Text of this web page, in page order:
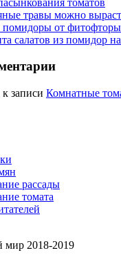
травы можно
от
салатов из помидор
к записи Комнатные
рассады
томата
2018-2019